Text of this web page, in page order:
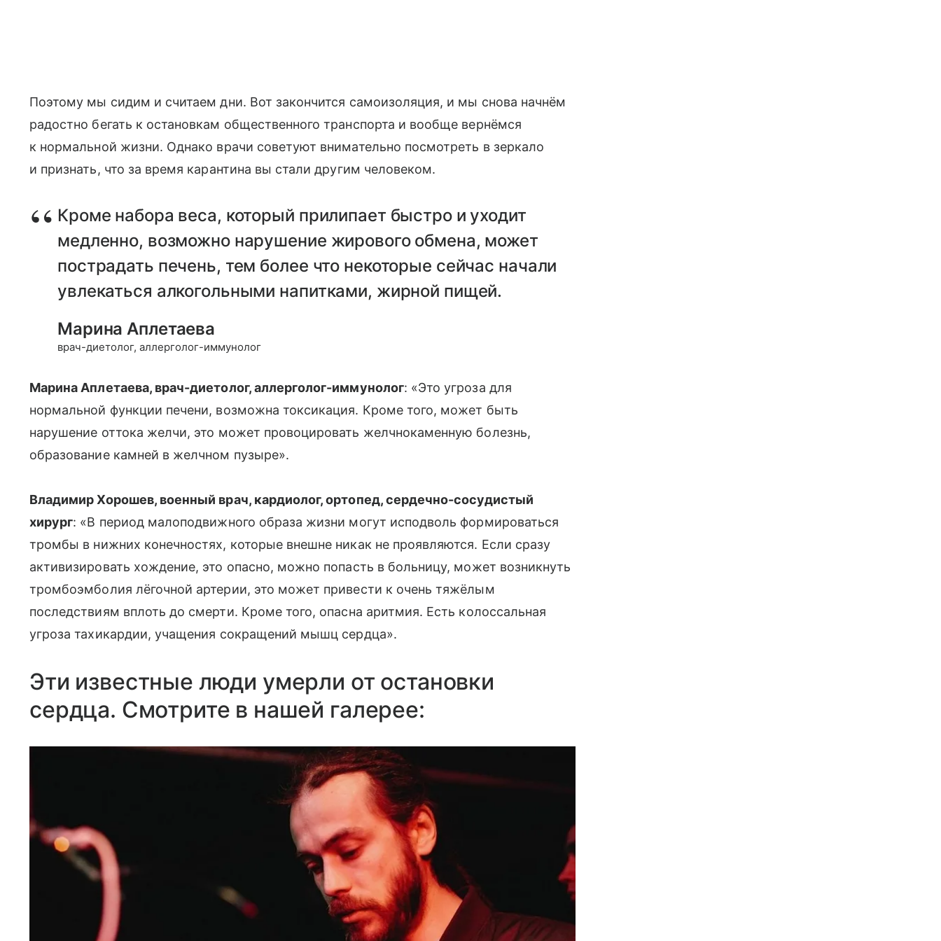
Поэтому мы сидим и считаем дни. Вот закончится самоизоляция, и мы снова начнём
радостно бегать к остановкам общественного транспорта и вообще вернёмся
к нормальной жизни. Однако врачи советуют внимательно посмотреть в зеркало
и признать, что за время карантина вы стали другим человеком.
Кроме набора веса, который прилипает быстро и уходит
медленно, возможно нарушение жирового обмена, может
пострадать печень, тем более что некоторые сейчас начали
увлекаться алкогольными напитками, жирной пищей.
Марина Аплетаева
врач-диетолог, аллерголог-иммунолог
Марина Аплетаева, врач-диетолог, аллерголог-иммунолог: «Это угроза для
нормальной функции печени, возможна токсикация. Кроме того, может быть
нарушение оттока желчи, это может провоцировать желчнокаменную болезнь,
образование камней в желчном пузыре».
Владимир Хорошев, военный врач, кардиолог, ортопед, сердечно-сосудистый
хирург: «В период малоподвижного образа жизни могут исподволь формироваться
тромбы в нижних конечностях, которые внешне никак не проявляются. Если сразу
активизировать хождение, это опасно, можно попасть в больницу, может возникнуть
тромбоэмболия лёгочной артерии, это может привести к очень тяжёлым
последствиям вплоть до смерти. Кроме того, опасна аритмия. Есть колоссальная
угроза тахикардии, учащения сокращений мышц сердца».
Эти известные люди умерли от остановки
сердца. Смотрите в нашей галерее: